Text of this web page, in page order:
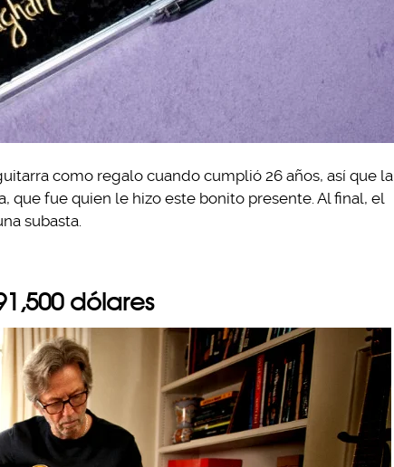
como regalo cuando cumplió 26 años, así que la
que fue quien le hizo este bonito presente. Al final, el
subasta.
dólares